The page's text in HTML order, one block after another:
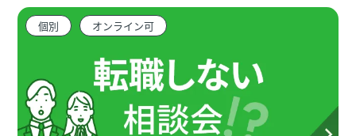
個別 オンライン可